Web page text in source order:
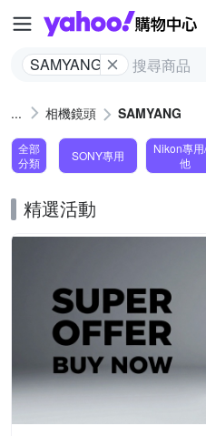
SAMYANG
相機鏡頭 SAMYANG
全部
分類
SONY專用
Nikon專
他
精選活動